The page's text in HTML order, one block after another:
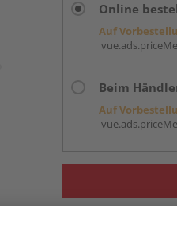
Online
Auf
Beim
Auf